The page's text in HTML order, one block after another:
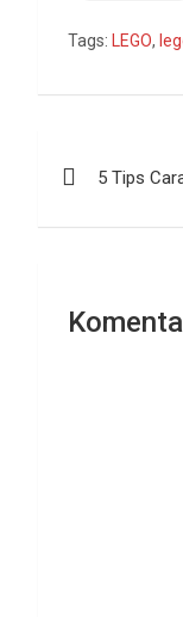
Tags: LEGO,
5 Tips